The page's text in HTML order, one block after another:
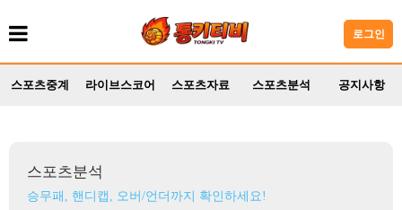
로그인
스포츠중계 라이브스코어 스포츠자료 스포츠분석 공지사항
스포츠분석
승무패, 핸디캡, 오버/언더까지 확인하세요!